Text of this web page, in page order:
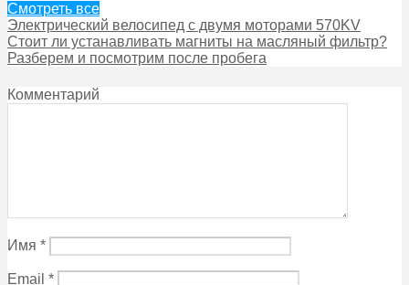
Смотреть все
Электрический велосипед с двумя моторами 570KV
Стоит ли устанавливать магниты на масляный фильтр?
Разберем и посмотрим после пробега
Комментарий
Имя *
Email *